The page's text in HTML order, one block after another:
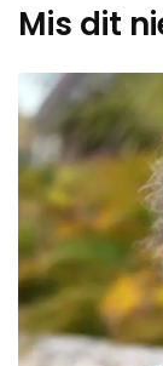
Mis dit